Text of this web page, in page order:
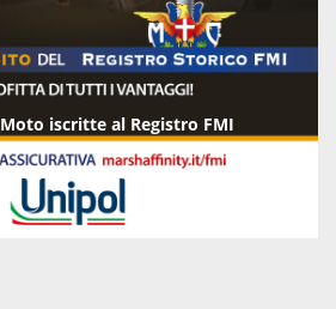
Moto iscritte al Registro FMI